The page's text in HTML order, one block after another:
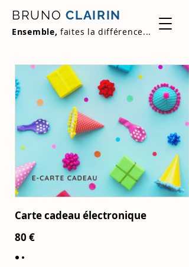
BRUNO CLAIRIN
Ensemble, faites la différence...
Carte cadeau électronique
80 €